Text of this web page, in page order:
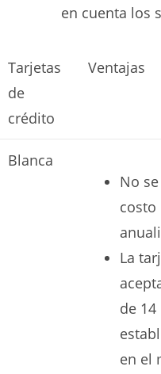
en cuenta los
Tarjetas
de
crédito
Ventajas
Blanca
No
costo
La
de
en el